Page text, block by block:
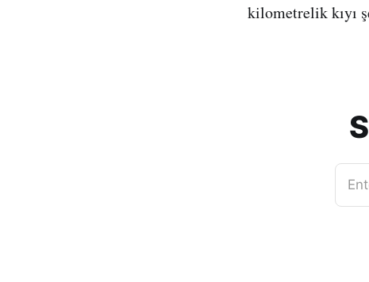
kilometrelik kıyı